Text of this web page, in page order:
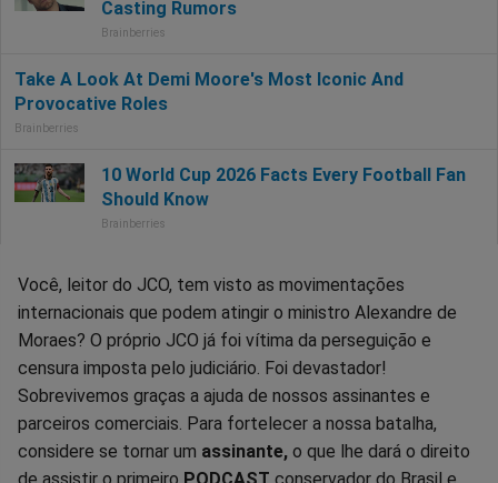
Você, leitor do JCO, tem visto as movimentações
internacionais que podem atingir o ministro Alexandre de
Moraes? O próprio JCO já foi vítima da perseguição e
censura imposta pelo judiciário. Foi devastador!
Sobrevivemos graças a ajuda de nossos assinantes e
parceiros comerciais. Para fortelecer a nossa batalha,
considere se tornar um assinante, o que lhe dará o direito
de assistir o primeiro PODCAST conservador do Brasil e